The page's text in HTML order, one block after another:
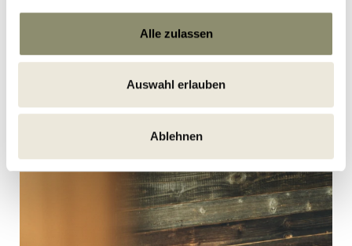
Alle zulassen
Auswahl erlauben
Ablehnen